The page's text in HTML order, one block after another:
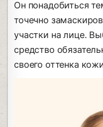
Он понадобиться
точечно
участки на лице.
средство
своего оттенка